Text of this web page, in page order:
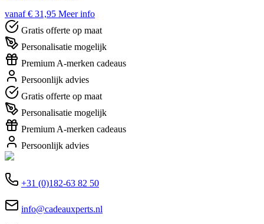
vanaf € 31,95 Meer info
Gratis offerte op maat
Personalisatie mogelijk
Premium A-merken cadeaus
Persoonlijk advies
Gratis offerte op maat
Personalisatie mogelijk
Premium A-merken cadeaus
Persoonlijk advies
+31 (0)182-63 82 50
info@cadeauxperts.nl